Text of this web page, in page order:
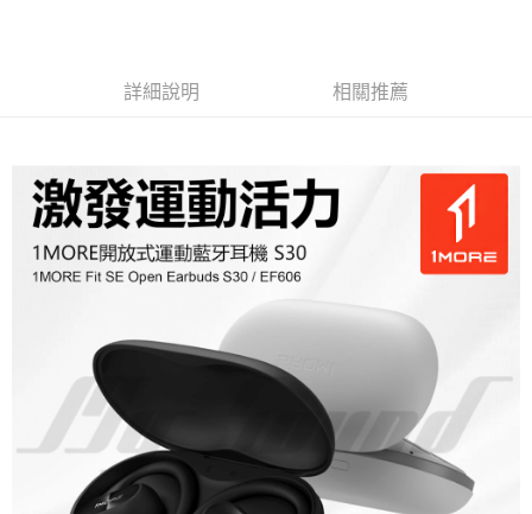
詳細說明 相關推薦